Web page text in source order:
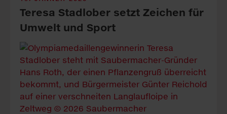
Teresa Stadlober setzt Zeichen für
Umwelt und Sport